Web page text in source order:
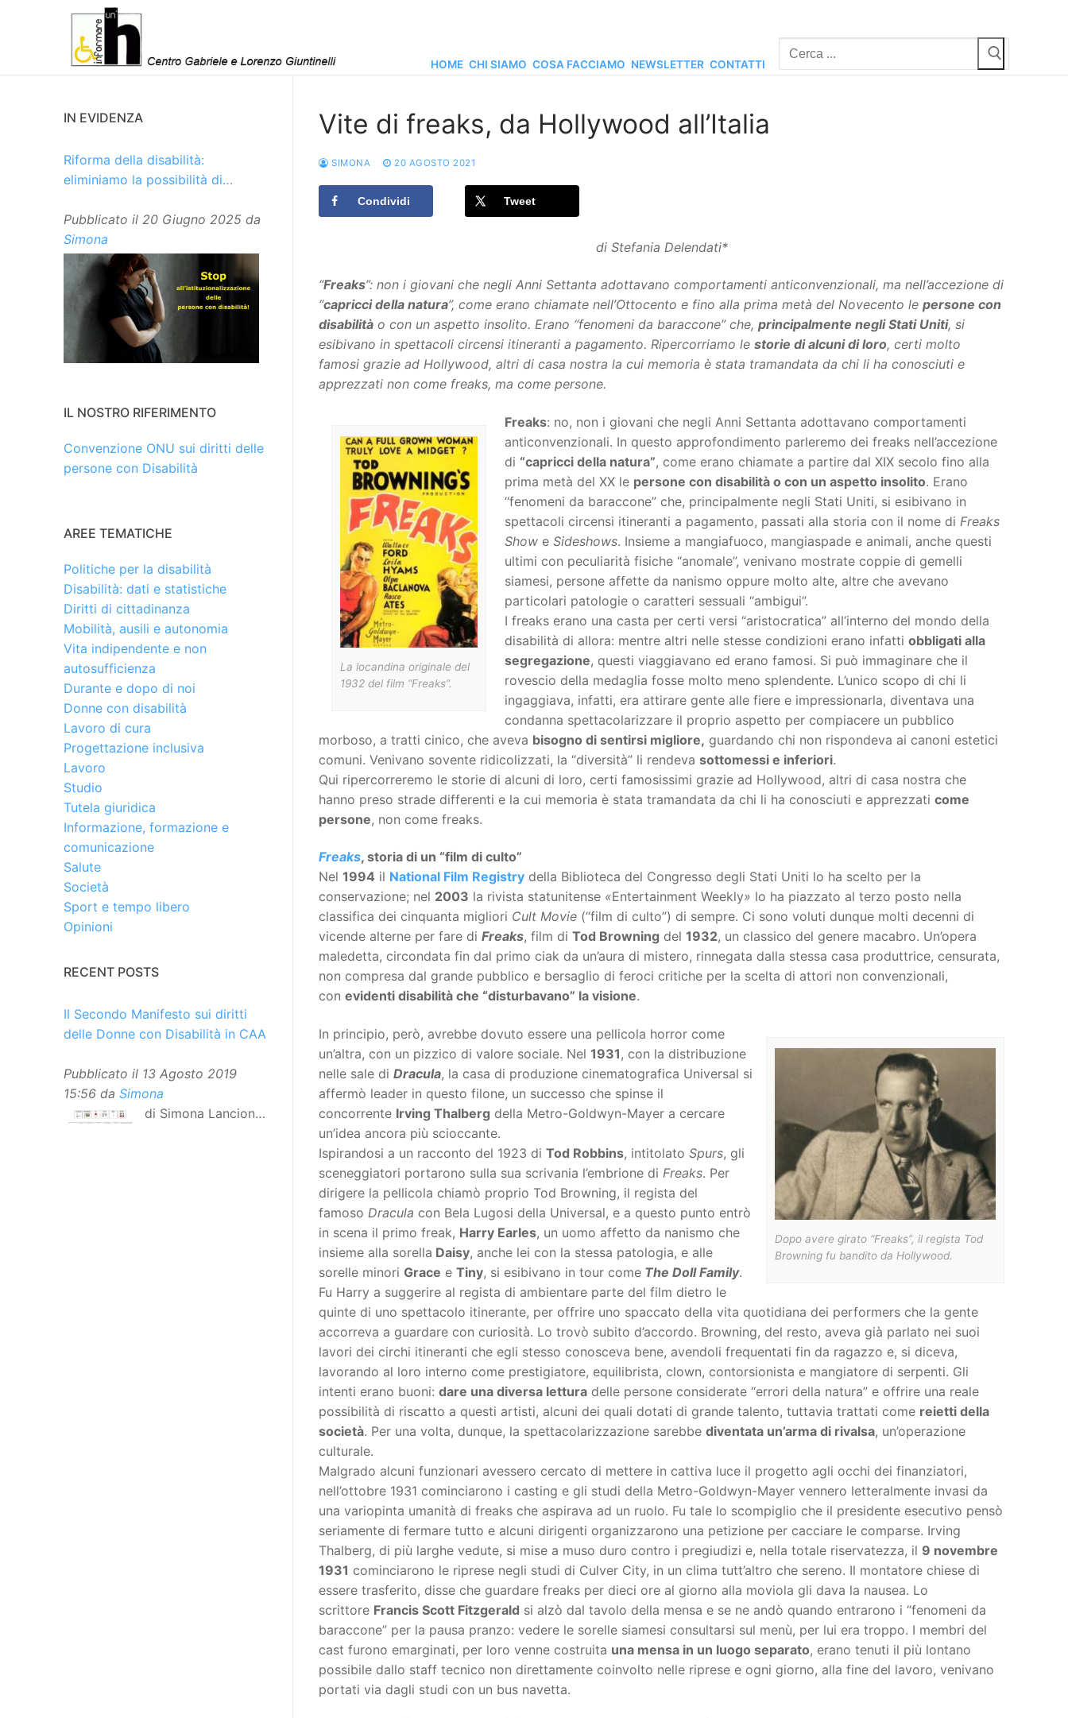
HOME CHI SIAMO COSA FACCIAMO NEWSLETTER CONTATTI
Cerca:
Vite di freaks, da Hollywood all’Italia
SIMONA 20 AGOSTO 2021
Condividi Tweet
di Stefania Delendati*
“Freaks”: non i giovani che negli Anni Settanta adottavano comportamenti anticonvenzionali, ma nell’accezione di
“capricci della natura”, come erano chiamate nell’Ottocento e fino alla prima metà del Novecento le persone con
disabilità o con un aspetto insolito. Erano “fenomeni da baraccone” che, principalmente negli Stati Uniti, si
esibivano in spettacoli circensi itineranti a pagamento. Ripercorriamo le storie di alcuni di loro, certi molto
famosi grazie ad Hollywood, altri di casa nostra la cui memoria è stata tramandata da chi li ha conosciuti e
apprezzati non come freaks, ma come persone.
La locandina originale del
1932 del film “Freaks”.
Freaks: no, non i giovani che negli Anni Settanta adottavano comportamenti
anticonvenzionali. In questo approfondimento parleremo dei freaks nell’accezione
di “capricci della natura”, come erano chiamate a partire dal XIX secolo fino alla
prima metà del XX le persone con disabilità o con un aspetto insolito. Erano
“fenomeni da baraccone” che, principalmente negli Stati Uniti, si esibivano in
spettacoli circensi itineranti a pagamento, passati alla storia con il nome di Freaks
Showe Sideshows. Insieme a mangiafuoco, mangiaspade e animali, anche questi
ultimi con peculiarità fisiche “anomale”, venivano mostrate coppie di gemelli
siamesi, persone affette da nanismo oppure molto alte, altre che avevano
particolari patologie o caratteri sessuali “ambigui”.
I freaks erano una casta per certi versi “aristocratica” all’interno del mondo della
disabilità di allora: mentre altri nelle stesse condizioni erano infatti obbligati alla
segregazione, questi viaggiavano ed erano famosi. Si può immaginare che il
rovescio della medaglia fosse molto meno splendente. L’unico scopo di chi li
ingaggiava, infatti, era attirare gente alle fiere e impressionarla, diventava una
condanna spettacolarizzare il proprio aspetto per compiacere un pubblico
morboso, a tratti cinico, che aveva bisogno di sentirsi migliore, guardando chi non rispondeva ai canoni estetici
comuni. Venivano sovente ridicolizzati, la “diversità” li rendeva sottomessi e inferiori.
Qui ripercorreremo le storie di alcuni di loro, certi famosissimi grazie ad Hollywood, altri di casa nostra che
hanno preso strade differenti e la cui memoria è stata tramandata da chi li ha conosciuti e apprezzati come
persone, non come freaks.
Freaks, storia di un “film di culto”
Nel 1994 il National Film Registry della Biblioteca del Congresso degli Stati Uniti lo ha scelto per la
conservazione; nel 2003 la rivista statunitense «Entertainment Weekly» lo ha piazzato al terzo posto nella
classifica dei cinquanta migliori Cult Movie (“film di culto”) di sempre. Ci sono voluti dunque molti decenni di
vicende alterne per fare di Freaks, film di Tod Browning del 1932, un classico del genere macabro. Un’opera
maledetta, circondata fin dal primo ciak da un’aura di mistero, rinnegata dalla stessa casa produttrice, censurata,
non compresa dal grande pubblico e bersaglio di feroci critiche per la scelta di attori non convenzionali,
con evidenti disabilità che “disturbavano” la visione.
Dopo avere girato “Freaks”, il regista Tod
Browning fu bandito da Hollywood.
In principio, però, avrebbe dovuto essere una pellicola horror come
un’altra, con un pizzico di valore sociale. Nel 1931, con la distribuzione
nelle sale di Dracula, la casa di produzione cinematografica Universal si
affermò leader in questo filone, un successo che spinse il
concorrente Irving Thalberg della Metro-Goldwyn-Mayer a cercare
un’idea ancora più scioccante.
Ispirandosi a un racconto del 1923 di Tod Robbins, intitolato Spurs, gli
sceneggiatori portarono sulla sua scrivania l’embrione di Freaks. Per
dirigere la pellicola chiamò proprio Tod Browning, il regista del
famoso Dracula con Bela Lugosi della Universal, e a questo punto entrò
in scena il primo freak, Harry Earles, un uomo affetto da nanismo che
insieme alla sorella Daisy, anche lei con la stessa patologia, e alle
sorelle minori Grace e Tiny, si esibivano in tour come The Doll Family.
Fu Harry a suggerire al regista di ambientare parte del film dietro le
quinte di uno spettacolo itinerante, per offrire uno spaccato della vita quotidiana dei performers che la gente
accorreva a guardare con curiosità. Lo trovò subito d’accordo. Browning, del resto, aveva già parlato nei suoi
lavori dei circhi itineranti che egli stesso conosceva bene, avendoli frequentati fin da ragazzo e, si diceva,
lavorando al loro interno come prestigiatore, equilibrista, clown, contorsionista e mangiatore di serpenti. Gli
intenti erano buoni: dare una diversa lettura delle persone considerate “errori della natura” e offrire una reale
possibilità di riscatto a questi artisti, alcuni dei quali dotati di grande talento, tuttavia trattati come reietti della
società. Per una volta, dunque, la spettacolarizzazione sarebbe diventata un’arma di rivalsa, un’operazione
culturale.
Malgrado alcuni funzionari avessero cercato di mettere in cattiva luce il progetto agli occhi dei finanziatori,
nell’ottobre 1931 cominciarono i casting e gli studi della Metro-Goldwyn-Mayer vennero letteralmente invasi da
una variopinta umanità di freaks che aspirava ad un ruolo. Fu tale lo scompiglio che il presidente esecutivo pensò
seriamente di fermare tutto e alcuni dirigenti organizzarono una petizione per cacciare le comparse. Irving
Thalberg, di più larghe vedute, si mise a muso duro contro i pregiudizi e, nella totale riservatezza, il 9 novembre
1931 cominciarono le riprese negli studi di Culver City, in un clima tutt’altro che sereno. Il montatore chiese di
essere trasferito, disse che guardare freaks per dieci ore al giorno alla moviola gli dava la nausea. Lo
scrittore Francis Scott Fitzgerald si alzò dal tavolo della mensa e se ne andò quando entrarono i “fenomeni da
baraccone” per la pausa pranzo: vedere le sorelle siamesi consultarsi sul menù, per lui era troppo. I membri del
cast furono emarginati, per loro venne costruita una mensa in un luogo separato, erano tenuti il più lontano
possibile dallo staff tecnico non direttamente coinvolto nelle riprese e ogni giorno, alla fine del lavoro, venivano
portati via dagli studi con un bus navetta.
IN EVIDENZA
Riforma della disabilità:
eliminiamo la possibilità di
Pubblicato il 20 Giugno 2025 da
Simona
IL NOSTRO RIFERIMENTO
Convenzione ONU sui diritti delle
persone con Disabilità
AREE TEMATICHE
Politiche per la disabilità
Disabilità: dati e statistiche
Diritti di cittadinanza
Mobilità, ausili e autonomia
Vita indipendente e non
autosufficienza
Durante e dopo di noi
Donne con disabilità
Lavoro di cura
Progettazione inclusiva
Lavoro
Studio
Tutela giuridica
Informazione, formazione e
comunicazione
Salute
Società
Sport e tempo libero
Opinioni
RECENT POSTS
Il Secondo Manifesto sui diritti
delle Donne con Disabilità in CAA
Pubblicato il 13 Agosto 2019
15:56 da Simona
di Simona Lancioni,